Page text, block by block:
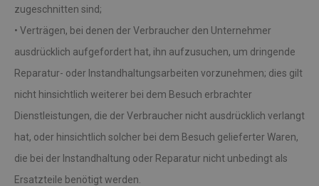
zugeschnitten sind;
• Verträgen, bei denen der Verbraucher den Unternehmer
ausdrücklich aufgefordert hat, ihn aufzusuchen, um dringende
Reparatur- oder Instandhaltungsarbeiten vorzunehmen; dies gilt
nicht hinsichtlich weiterer bei dem Besuch erbrachter
Dienstleistungen, die der Verbraucher nicht ausdrücklich verlangt
hat, oder hinsichtlich solcher bei dem Besuch gelieferter Waren,
die bei der Instandhaltung oder Reparatur nicht unbedingt als
Ersatzteile benötigt werden.